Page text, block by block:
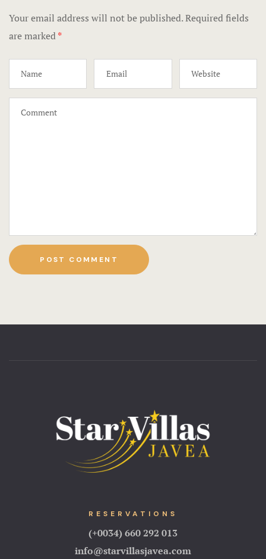
Your email address will not be published.Required fields
are marked*
RESERVATIONS
(+0034) 660 292 013
info@starvillasjavea.com